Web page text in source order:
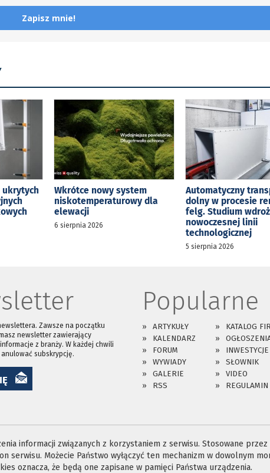
Zapisz mnie!
ukrytych
Wkrótce nowy system
niskotemperaturowy dla
elewacji
6 sierpnia 2026
Automatyczny
dolny w procesie
felg. Studium
nowoczesnej linii
technologicznej
5 sierpnia 2026
Zawsze na początku
newsletter zawierający
z branży. W każdej chwili
anulować subskrypcję.
Popularne
ARTYKUŁY
KATALOG
KALENDARZ
FORUM
INWESTYCJE
WYWIADY
SŁOWNIK
GALERIE
VIDEO
RSS
REGULAMIN
informacji związanych z korzystaniem z serwisu. Stosowane
Możecie Państwo wyłączyć ten mechanizm w dowolnym
oznacza, że będą one zapisane w pamięci Państwa urządzenia.